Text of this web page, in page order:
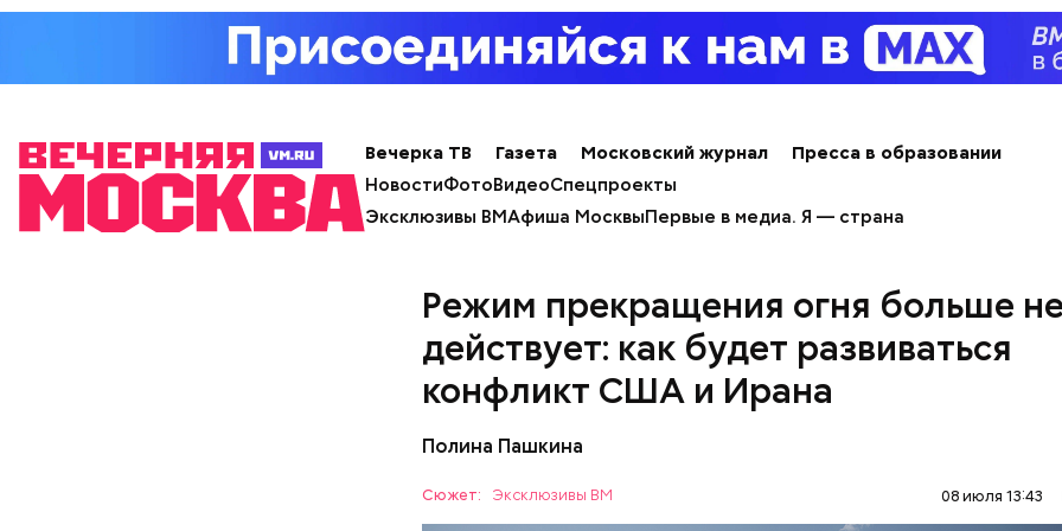
Вечерка ТВ Газета Московский журнал
Пресса в образовании
НовостиФотоВидеоСпецпроекты
Эксклюзивы ВМАфиша МосквыПервые в медиа. Я — страна
Режим прекращения огня больше не
действует: как будет развиваться
конфликт США и Ирана
Полина Пашкина
Сюжет: Эксклюзивы ВМ 08 июля 13:43
К тому же здесь водятся редкие виды животных и других
которых в мире больше нигде не встретить. На Сокотре
горы, известняковое плато и прибрежные равнины, которые
дополняют «внеземную» атмосферу.
Фото: World Economic Forum / CC BY-NC-SA 2.0